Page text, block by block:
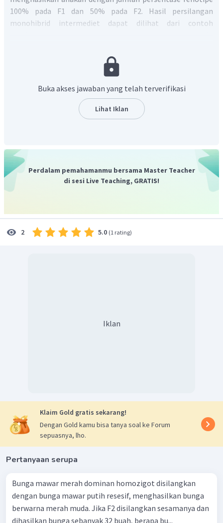
100% pada F1 dan 50% pada F2. Hasil persilangan
monohibrid intermediet dapat dilihat dari contoh
P1: mawar merah x mawar putih
Mm (merah muda), dengan jumlah persentase hasil
Ketika F1 disilangkan dengan sesamanya, maka:
F2: MM (mawar merah),
, mm
(mawar putih)
Rasio fenotipe: 1 (25%) : 2(50%): 1 (25%)
Dengan demikian, persentase perolehan tanaman
persilangan monohibrid intermediet adalah 50%
atau 100%.
Buka akses jawaban yang telah terverifikasi
Lihat Iklan
Perdalam pemahamanmu bersama Master Teacher
di sesi Live Teaching, GRATIS!
2 5.0 (1 rating)
Iklan
Klaim Gold gratis sekarang!
Dengan Gold kamu bisa tanya soal ke Forum
sepuasnya, lho.
Pertanyaan serupa
Bunga mawar merah dominan homozigot disilangkan
dengan bunga mawar putih resesif, menghasilkan bunga
berwarna merah muda. Jika F2 disilangkan sesamanya dan
dihasilkan bunga sebanyak 32 buah, berapa bu...